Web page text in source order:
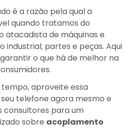
é a razão pela qual a
quando tratamos do
atacadista de máquinas e
industrial; partes e peças. Aqui
o que há de melhor na
aproveite essa
telefone agora mesmo e
consultores para um
sobre acoplamento